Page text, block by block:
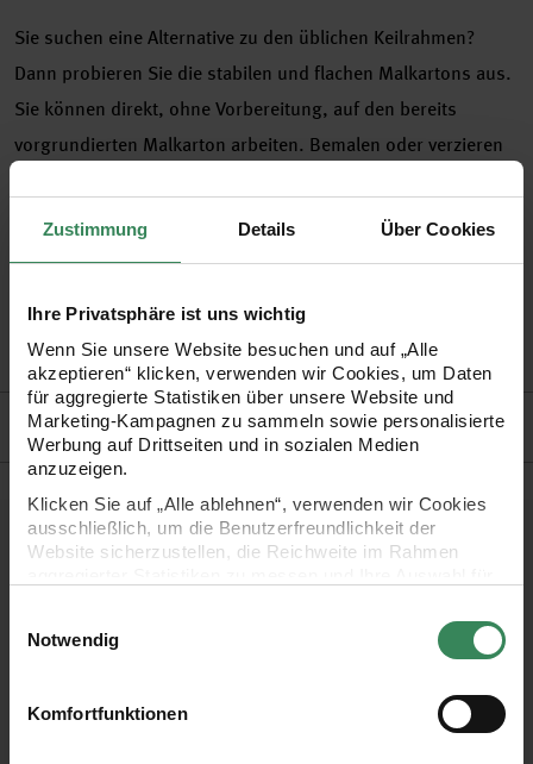
Zustimmung Details Über Cookies
Ihre Privatsphäre ist uns wichtig
Wenn Sie unsere Website besuchen und auf „Alle
akzeptieren“ klicken, verwenden wir Cookies, um Daten
für aggregierte Statistiken über unsere Website und
Marketing-Kampagnen zu sammeln sowie personalisierte
Werbung auf Drittseiten und in sozialen Medien
anzuzeigen.
Klicken Sie auf „Alle ablehnen“, verwenden wir Cookies
ausschließlich, um die Benutzerfreundlichkeit der
Website sicherzustellen, die Reichweite im Rahmen
Ihre Einwilligung ist freiwillig und kann jederzeit über den
Link „Cookie-Einstellungen“ im Fußbereich der Seite
verwendeten Technologien und den Empfängern der
Daten finden Sie in unserer Datenschutzerklärung.
Notwendig
Komfortfunktionen
Sie suchen eine Alternative zu den üblichen Keilrahmen?
Dann probieren Sie die stabilen und flachen Malkartons aus.
Sie können direkt, ohne Vorbereitung, auf den bereits
vorgrundierten Malkarton arbeiten. Bemalen oder verzieren
verschiedene Größen zur Auswahl
Hersteller
Kostenlose Anleitungen.